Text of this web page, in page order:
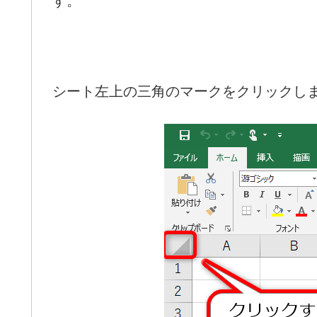
シート左上の三角のマークをクリックし